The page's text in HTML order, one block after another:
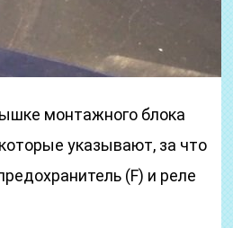
монтажного блока
указывают, за что
(F) и реле